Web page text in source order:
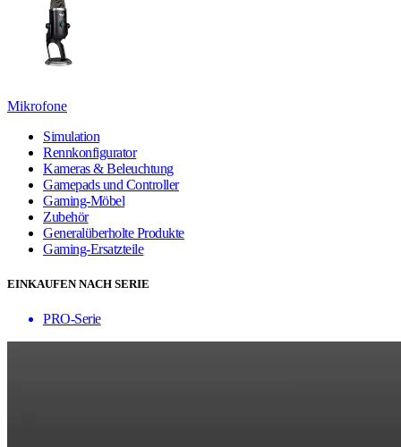
Mikrofone
Simulation
Rennkonfigurator
Kameras & Beleuchtung
Gamepads und Controller
Gaming-Möbel
Zubehör
Generalüberholte Produkte
Gaming-Ersatzteile
EINKAUFEN NACH SERIE
PRO-Serie